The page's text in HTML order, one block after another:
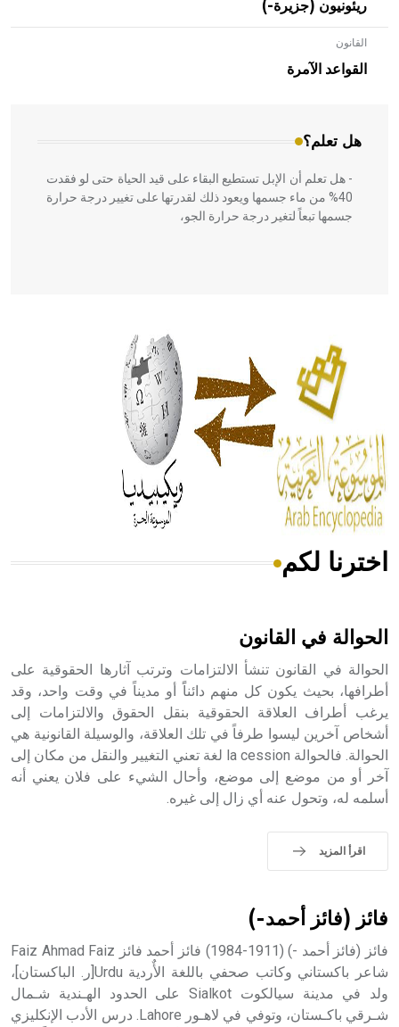
ريئونيون (جزيرة-)
القانون
القواعد الآمرة
هل تعلم؟
- هل تعلم أن الأبلق نوع من الفنون الهندسية التي ارتبطت
بالعمارة الإسلامية في بلاد الشام ومصر خاصة، حيث يحرص
المعمار على بناء مداميكه وخاصة في الواجهات
- هل تعلم أن الإبل تستطيع البقاء على قيد الحياة حتى لو فقدت
40% من ماء جسمها ويعود ذلك لقدرتها على تغيير درجة حرارة
جسمها تبعاً لتغير درجة حرارة الجو،
الحكم، الأدلة، تنظيم التغذية، ورسالته في جروح الرأس. ويعود
له الفضل بأنه حرر الطب من الدين والفلسفة.
- هل تعلم أن المرجان إفراز حيواني يتكون في البحر ويتركب
من مادة كربونات الكلسيوم، وهو أحمر أو شديد الحمرة وهو
أجود أنواعه، ويمتاز بكبر الحجم ويسمى الش
هل تعلم أن الأبسيد كلمة فرنسية اللفظ تم اعتمادها مصطلحاً
- هل تعلم أن أبجر Abgar اسم معروف جيداً يعود إلى عدد من
الملوك الذين حكموا مدينة إديسا (الرها) من أبجر الأول وحتى
التاسع، وهم ينتسبون إلى أسرة أوسروين
اخترنا لكم
الحوالة في القانون
الحوالة في القانون تنشأ الالتزامات وترتب آثارها الحقوقية على
أطرافها، بحيث يكون كل منهم دائناًَ أو مديناً في وقت واحد، وقد
يرغب أطراف العلاقة الحقوقية بنقل الحقوق والالتزامات إلى
أشخاص آخرين ليسوا طرفاً في تلك العلاقة، والوسيلة القانونية هي
الحوالة. فالحوالة la cession لغة تعني التغيير والنقل من مكان إلى
آخر أو من موضع إلى موضع، وأحال الشيء على فلان يعني أنه
أسلمه له، وتحول عنه أي زال إلى غيره.
اقرأ المزيد
فائز (فائز أحمد-)
فائز (فائز أحمد -) (1911-1984) فائز أحمد فائز Faiz Ahmad Faiz
شاعر باكستاني وكاتب صحفي باللغة الأٌردية Urdu[ر. الباكستان]،
ولد في مدينة سيالكوت Sialkot على الحدود الهـندية شـمال
شـرقي باكـستان، وتوفي في لاهـور Lahore. درس الأدب الإنكليزي